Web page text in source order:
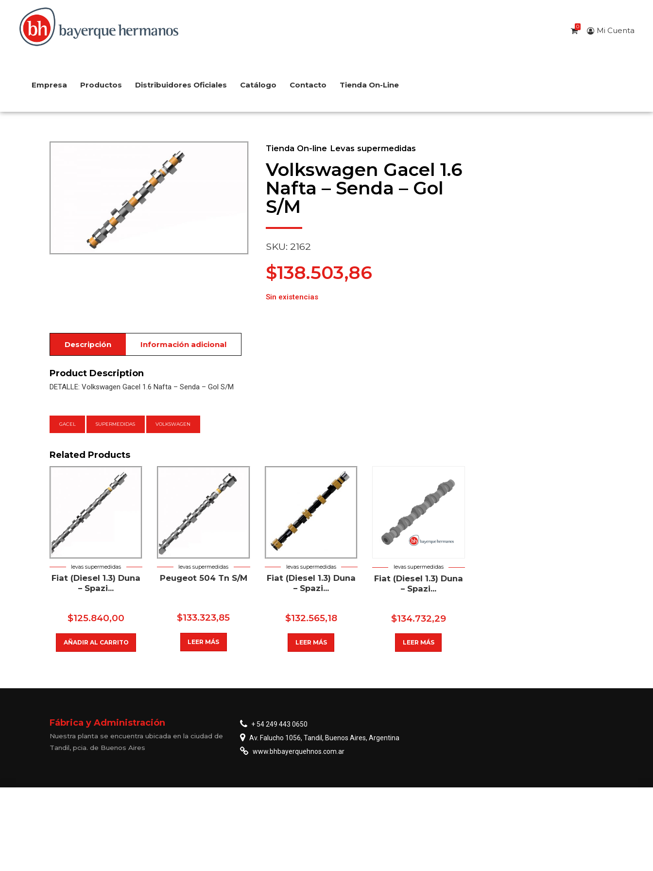
0 Mi Cuenta
Empresa Productos Distribuidores Oficiales Catálogo Contacto Tienda On-Line
Tienda On-line Levas supermedidas
Volkswagen Gacel 1.6
Nafta – Senda – Gol
S/M
SKU: 2162
$138.503,86
Sin existencias
Descripción Información adicional
Product Description
DETALLE: Volkswagen Gacel 1.6 Nafta – Senda – Gol S/M
GACEL SUPERMEDIDAS VOLKSWAGEN
Related Products
levas supermedidas
Fiat (Diesel 1.3) Duna
– Spazi...
$125.840,00
AÑADIR AL CARRITO
levas supermedidas
Peugeot 504 Tn S/M
$133.323,85
LEER MÁS
levas supermedidas
Fiat (Diesel 1.3) Duna
– Spazi...
$132.565,18
LEER MÁS
levas supermedidas
Fiat (Diesel 1.3) Duna
– Spazi...
$134.732,29
LEER MÁS
Fábrica y Administración
Nuestra planta se encuentra ubicada en la ciudad de
Tandil, pcia. de Buenos Aires
+ 54 249 443 0650
Av. Falucho 1056, Tandil, Buenos Aires, Argentina
www.bhbayerquehnos.com.ar